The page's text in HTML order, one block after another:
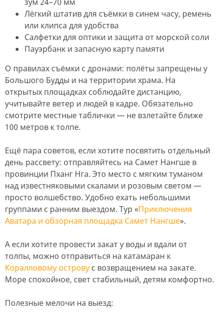
Лёгкий штатив для съёмки в синем часу, ремень
или клипса для удобства
Салфетки для оптики и защита от морской соли
Пауэрбанк и запасную карту памяти
О правилах съёмки с дронами: полёты запрещены у
Большого Будды и на территории храма. На
открытых площадках соблюдайте дистанцию,
учитывайте ветер и людей в кадре. Обязательно
смотрите местные таблички — не взлетайте ближе
100 метров к толпе.
Ещё пара советов, если хотите посвятить отдельный
день рассвету: отправляйтесь на Самет Нангше в
провинции Пханг Нга. Это место с мягким туманом
над известняковыми скалами и розовым светом —
просто волшебство. Удобно ехать небольшими
группами с ранним выездом. Тур «Приключения
Аватара и обзорная площадка Самет Нангше».
А если хотите провести закат у воды и вдали от
толпы, можно отправиться на катамаран к
Коралловому острову с возвращением на закате.
Море спокойное, свет стабильный, детям комфортно.
Полезные мелочи на выезд: